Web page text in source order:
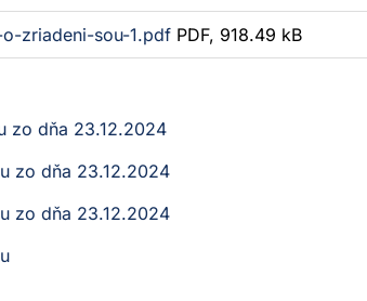
zriadeni-sou-1.pdfPDF, 918.49 kB
zo dňa 23.12.2024
zo dňa 23.12.2024
zo dňa 23.12.2024